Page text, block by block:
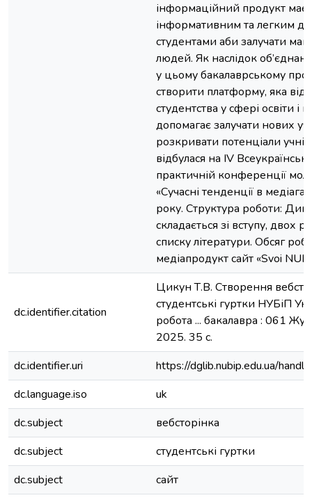
інформаційний продукт має
інформативним та легким
студентами аби залучати
людей. Як наслідок
у цьому бакалаврському
створити платформу, яка
студентства у сфері освіти і
допомагає залучати нових
розкривати потенціали
відбулася на IV
практичній конференції
«Сучасні тенденції в
року. Структура роботи:
складається зі вступу, двох
списку літератури. Обсяг
медіапродукт сайт «Svoi
dc.identifier.citation
Цикун Т.В. Створення
студентські гуртки НУБіП
робота ... бакалавра : 061
2025. 35 с.
dc.identifier.uri
https://dglib.nubip.edu.ua/
dc.language.iso
uk
dc.subject
вебсторінка
dc.subject
студентські гуртки
dc.subject
сайт